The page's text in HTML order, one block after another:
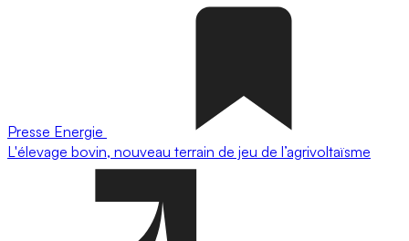
Presse Energie
L'élevage bovin, nouveau terrain de jeu de l’agrivoltaïsme